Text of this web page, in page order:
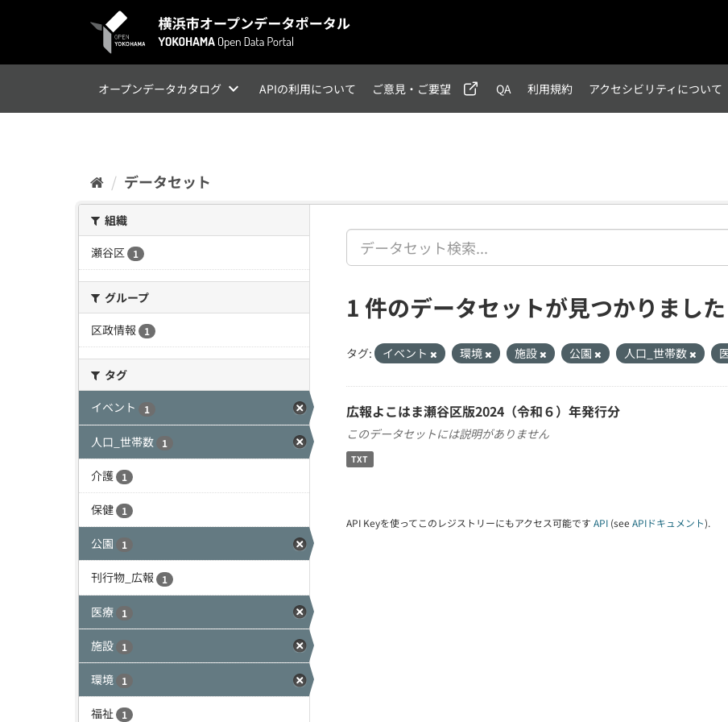
オープンデータカタログ APIの利用について ご意見・ご要望 QA 利用規約 アクセシビリティについて
データセット
組織
瀬谷区
1
グループ
区政情報
1
タグ
イベント
1
人口_世帯数 1
介護 1
保健 1
公園 1
刊行物_広報 1
医療 1
施設 1
環境 1
福祉 1
1 件のデータセットが見つかりました
タグ: イベント 環境 施設 公園 人口_世帯数
広報よこはま瀬谷区版2024（令和６）年発行分
このデータセットには説明がありません
TXT
API Keyを使ってこのレジストリーにもアクセス可能です API (see APIドキュメント).